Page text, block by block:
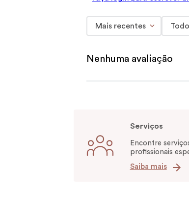
Mais recentes
Nenhuma avaliação
Serviços
Encontre
profissionais
Saiba mais